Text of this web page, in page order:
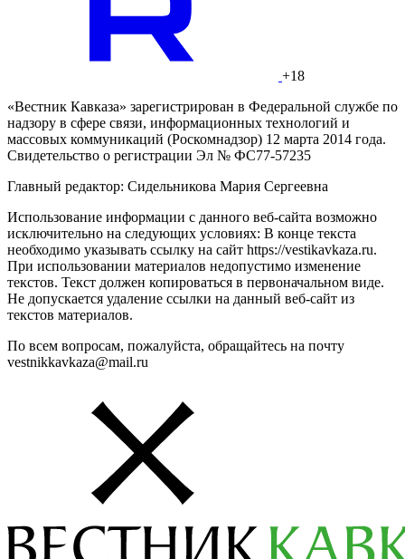
+18
«Вестник Кавказа» зарегистрирован в Федеральной службе по
надзору в сфере связи, информационных технологий и
массовых коммуникаций (Роскомнадзор) 12 марта 2014 года.
Свидетельство о регистрации Эл № ФС77-57235
Главный редактор: Сидельникова Мария Сергеевна
Использование информации с данного веб-сайта возможно
исключительно на следующих условиях: В конце текста
необходимо указывать ссылку на сайт https://vestikavkaza.ru.
При использовании материалов недопустимо изменение
текстов. Текст должен копироваться в первоначальном виде.
Не допускается удаление ссылки на данный веб-сайт из
текстов материалов.
По всем вопросам, пожалуйста, обращайтесь на почту
vestnikkavkaza@mail.ru